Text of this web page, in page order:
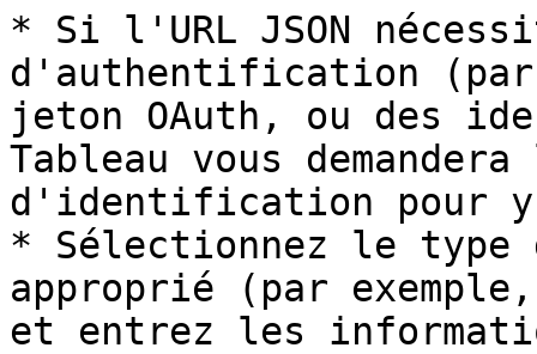
* Si l'URL JSON
d'authentification (par
jeton OAuth, ou des
Tableau vous
d'identification pour y
* Sélectionnez le
approprié (par
et entrez les